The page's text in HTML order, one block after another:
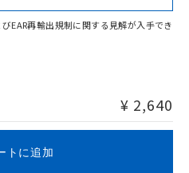
可能性があります。
EAR再輸出規制に関する見解が入手でき
¥ 2,640
トに追加